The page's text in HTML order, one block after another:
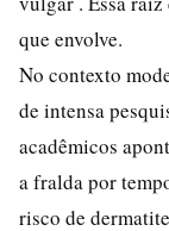
que envolve.
No contexto
de intensa
acadêmicos
a fralda por
risco de